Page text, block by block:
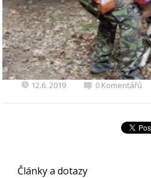
12.6. 2019 0 Komentářů
Články a dotazy